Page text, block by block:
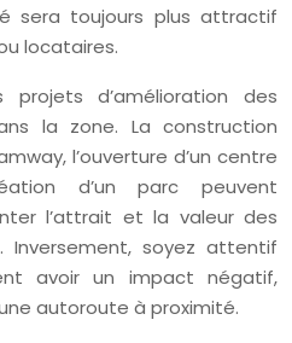
sera toujours plus attractif
locataires.
projets d’amélioration des
la zone. La construction
l’ouverture d’un centre
d’un parc peuvent
l’attrait et la valeur des
Inversement, soyez attentif
avoir un impact négatif,
autoroute à proximité.